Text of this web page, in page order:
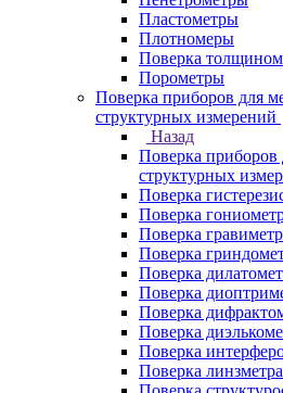
Пластометры
Плотномеры
Поверка
Порометры
Поверка приборов для
структурных измерений
Назад
Поверка приборов
структурных
Поверка
Поверка
Поверка
Поверка
Поверка
Поверка
Поверка
Поверка
Поверка
Поверка линзметра